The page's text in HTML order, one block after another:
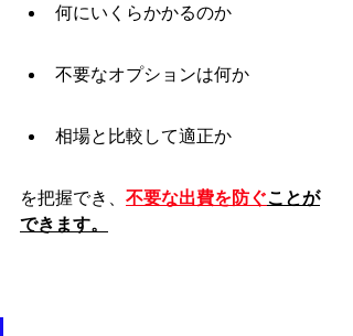
何にいくらかかるのか
不要なオプションは何か
相場と比較して適正か
を把握でき、 不要な出費を防ぐことが
できます。